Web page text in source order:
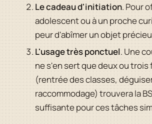
Le cadeau d'initiation. Pour
adolescent ou à un proche
peur d'abîmer un objet
L'usage très ponctuel. Une
ne s'en sert que deux ou trois
(rentrée des classes,
raccommodage) trouvera la
suffisante pour ces tâches